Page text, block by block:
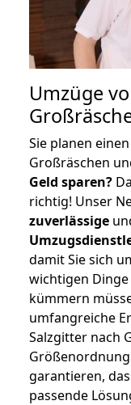
Umzüge
Sie planen
Großräschen
Geld sparen?
richtig! Unser
zuverlässige
damit Sie sich
wichtigen
kümmern
umfangreiche
Salzgitter nach
garantieren,
passende